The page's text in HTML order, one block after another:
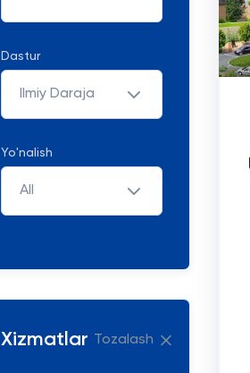
Dastur
Ilmiy Daraja
Yo'nalish
All
Xizmatlar Tozalash